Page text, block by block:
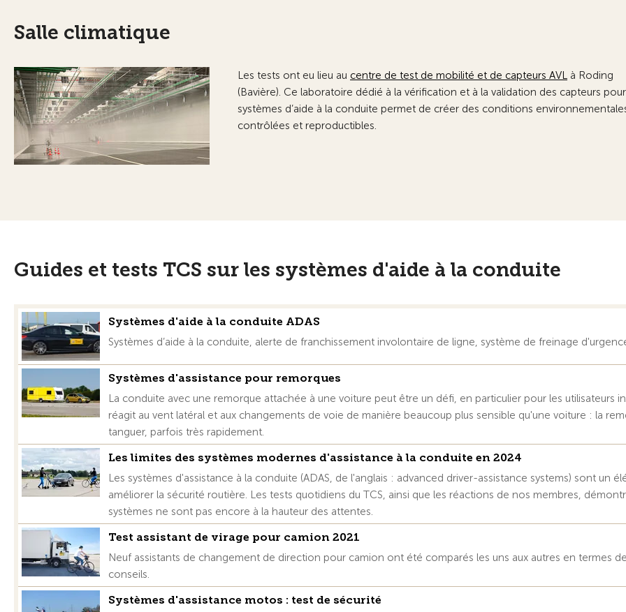
Salle climatique
Les tests ont eu lieu au centre de test de mobilité et de capteurs AVL à Roding
(Bavière). Ce laboratoire dédié à la vérification et à la validation des capteurs
systèmes d’aide à la conduite permet de créer des conditions
contrôlées et reproductibles.
Guides et tests TCS sur les systèmes d'aide à la conduite
Systèmes d'aide à la conduite ADAS
Systèmes d’aide à la conduite, alerte de franchissement involontaire de ligne, système de freinage
Systèmes d'assistance pour remorques
La conduite avec une remorque attachée à une voiture peut être un défi, en particulier pour les utilisateurs
réagit au vent latéral et aux changements de voie de manière beaucoup plus sensible qu'une voiture : la
tanguer, parfois très rapidement.
Les limites des systèmes modernes d'assistance à la conduite en 2024
Les systèmes d'assistance à la conduite (ADAS, de l'anglais : advanced driver-assistance systems) sont un
améliorer la sécurité routière. Les tests quotidiens du TCS, ainsi que les réactions de nos membres,
systèmes ne sont pas encore à la hauteur des attentes.
Test assistant de virage pour camion 2021
Neuf assistants de changement de direction pour camion ont été comparés les uns aux autres en termes
conseils.
Systèmes d'assistance motos : test de sécurité